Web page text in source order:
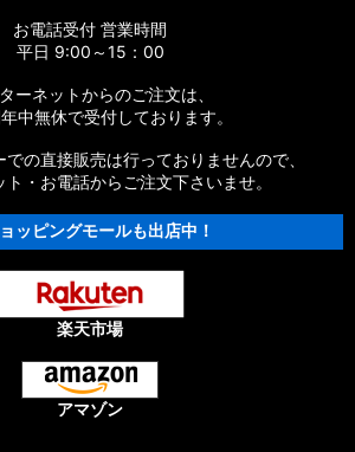
お電話受付 営業時間
平日 9:00～15：00
ーネットからのご注文は、
中無休で受付しております。
の直接販売は行っておりませんので、
・お電話からご注文下さいませ。
ッピングモールも出店中！
楽天市場
アマゾン